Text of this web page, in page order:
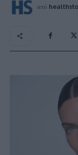
από